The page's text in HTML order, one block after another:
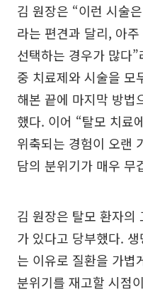
김 원장은 “이런 시술
라는 편견과 달리, 아
선택하는 경우가 많다
중 치료제와 시술을 모
해본 끝에 마지막 방법
했다. 이어 “탈모 치료
위축되는 경험이 오랜
담의 분위기가 매우 무
김 원장은 탈모 환자의
가 있다고 당부했다.
는 이유로 질환을 가볍
분위기를 재고할 시점